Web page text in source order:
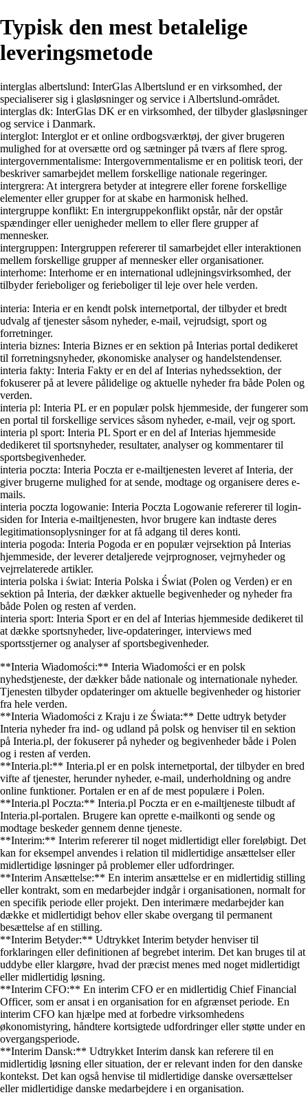
Typisk den mest betalelige
leveringsmetode
interglas albertslund: InterGlas Albertslund er en virksomhed, der
specialiserer sig i glasløsninger og service i Albertslund-området.
interglas dk: InterGlas DK er en virksomhed, der tilbyder glasløsninger
og service i Danmark.
interglot: Interglot er et online ordbogsværktøj, der giver brugeren
mulighed for at oversætte ord og sætninger på tværs af flere sprog.
intergovernmentalisme: Intergovernmentalisme er en politisk teori, der
beskriver samarbejdet mellem forskellige nationale regeringer.
intergrera: At intergrera betyder at integrere eller forene forskellige
elementer eller grupper for at skabe en harmonisk helhed.
intergruppe konflikt: En intergruppekonflikt opstår, når der opstår
spændinger eller uenigheder mellem to eller flere grupper af
mennesker.
intergruppen: Intergruppen refererer til samarbejdet eller interaktionen
mellem forskellige grupper af mennesker eller organisationer.
interhome: Interhome er en international udlejningsvirksomhed, der
tilbyder ferieboliger og ferieboliger til leje over hele verden.
interia: Interia er en kendt polsk internetportal, der tilbyder et bredt
udvalg af tjenester såsom nyheder, e-mail, vejrudsigt, sport og
forretninger.
interia biznes: Interia Biznes er en sektion på Interias portal dedikeret
til forretningsnyheder, økonomiske analyser og handelstendenser.
interia fakty: Interia Fakty er en del af Interias nyhedssektion, der
fokuserer på at levere pålidelige og aktuelle nyheder fra både Polen og
verden.
interia pl: Interia PL er en populær polsk hjemmeside, der fungerer som
en portal til forskellige services såsom nyheder, e-mail, vejr og sport.
interia pl sport: Interia PL Sport er en del af Interias hjemmeside
dedikeret til sportsnyheder, resultater, analyser og kommentarer til
sportsbegivenheder.
interia poczta: Interia Poczta er e-mailtjenesten leveret af Interia, der
giver brugerne mulighed for at sende, modtage og organisere deres e-
mails.
interia poczta logowanie: Interia Poczta Logowanie refererer til login-
siden for Interia e-mailtjenesten, hvor brugere kan indtaste deres
legitimationsoplysninger for at få adgang til deres konti.
interia pogoda: Interia Pogoda er en populær vejrsektion på Interias
hjemmeside, der leverer detaljerede vejrprognoser, vejrnyheder og
vejrrelaterede artikler.
interia polska i świat: Interia Polska i Świat (Polen og Verden) er en
sektion på Interia, der dækker aktuelle begivenheder og nyheder fra
både Polen og resten af verden.
interia sport: Interia Sport er en del af Interias hjemmeside dedikeret til
at dække sportsnyheder, live-opdateringer, interviews med
sportsstjerner og analyser af sportsbegivenheder.
**Interia Wiadomości:** Interia Wiadomości er en polsk
nyhedstjeneste, der dækker både nationale og internationale nyheder.
Tjenesten tilbyder opdateringer om aktuelle begivenheder og historier
fra hele verden.
**Interia Wiadomości z Kraju i ze Świata:** Dette udtryk betyder
Interia nyheder fra ind- og udland på polsk og henviser til en sektion
på Interia.pl, der fokuserer på nyheder og begivenheder både i Polen
og i resten af verden.
**Interia.pl:** Interia.pl er en polsk internetportal, der tilbyder en bred
vifte af tjenester, herunder nyheder, e-mail, underholdning og andre
online funktioner. Portalen er en af de mest populære i Polen.
**Interia.pl Poczta:** Interia.pl Poczta er en e-mailtjeneste tilbudt af
Interia.pl-portalen. Brugere kan oprette e-mailkonti og sende og
modtage beskeder gennem denne tjeneste.
**Interim:** Interim refererer til noget midlertidigt eller foreløbigt. Det
kan for eksempel anvendes i relation til midlertidige ansættelser eller
midlertidige løsninger på problemer eller udfordringer.
**Interim Ansættelse:** En interim ansættelse er en midlertidig stilling
eller kontrakt, som en medarbejder indgår i organisationen, normalt for
en specifik periode eller projekt. Den interimære medarbejder kan
dække et midlertidigt behov eller skabe overgang til permanent
besættelse af en stilling.
**Interim Betyder:** Udtrykket Interim betyder henviser til
forklaringen eller definitionen af begrebet interim. Det kan bruges til at
uddybe eller klargøre, hvad der præcist menes med noget midlertidigt
eller midlertidig løsning.
**Interim CFO:** En interim CFO er en midlertidig Chief Financial
Officer, som er ansat i en organisation for en afgrænset periode. En
interim CFO kan hjælpe med at forbedre virksomhedens
økonomistyring, håndtere kortsigtede udfordringer eller støtte under en
overgangsperiode.
**Interim Dansk:** Udtrykket Interim dansk kan referere til en
midlertidig løsning eller situation, der er relevant inden for den danske
kontekst. Det kan også henvise til midlertidige danske oversættelser
eller midlertidige danske medarbejdere i en organisation.